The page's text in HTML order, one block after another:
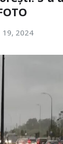
19, 2024